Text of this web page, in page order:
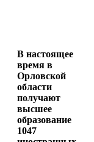
В настоящее
время в
Орловской
области
получают
высшее
образование
1047